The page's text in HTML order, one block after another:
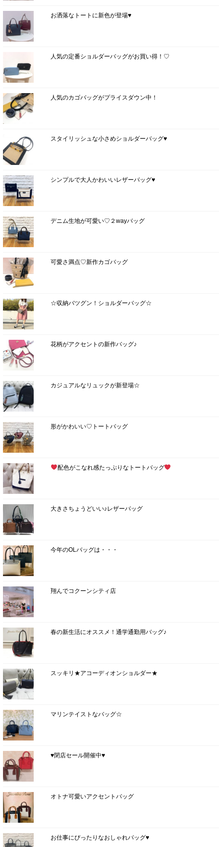
お洒落なトートに新色が登場♥
人気の定番ショルダーバッグがお買い得！♡
人気のカゴバッグがプライスダウン中！
スタイリッシュな小さめショルダーバッグ♥
シンプルで大人かわいいレザーバッグ♥
デニム生地が可愛い♡２wayバッグ
可愛さ満点♡新作カゴバッグ
☆収納バツグン！ショルダーバッグ☆
花柄がアクセントの新作バッグ♪
カジュアルなリュックが新登場☆
形がかわいい♡トートバッグ
配色がこなれ感たっぷりなトートバッグ
大きさちょうどいい♪レザーバッグ
今年のOLバッグは・・・
翔んでコクーンシティ店
春の新生活にオススメ！通学通勤用バッグ♪
スッキリ★アコーディオンショルダー★
マリンテイストなバッグ☆
♥閉店セール開催中♥
オトナ可愛いアクセントバッグ
お仕事にぴったりなおしゃれバッグ♥